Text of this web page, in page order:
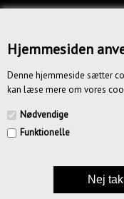
Hjemmesiden
Denne hjemmeside sætter
kan læse mere om vores
Nødvendige
Funktionelle
OM OS
BETINGELSER
CREATIV.DK APS |